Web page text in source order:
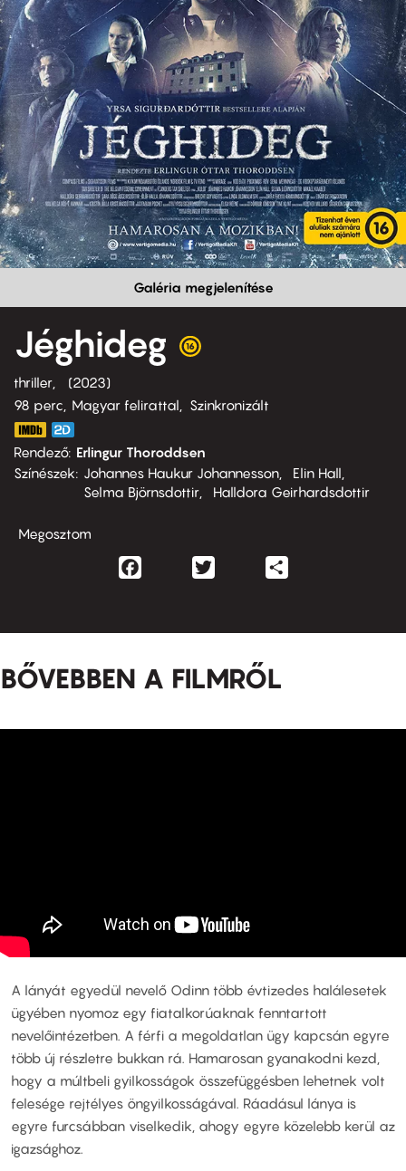
Galéria megjelenítése
Jéghideg
thriller
2023
98 perc,
Magyar felirattal Szinkronizált
Rendező Erlingur Thoroddsen
Színészek
Johannes Haukur Johannesson
Elin Hall
Selma Björnsdottir
Halldora Geirhardsdottir
Megosztom
Facebook
BŐVEBBEN A FILMRŐL
A lányát egyedül nevelő Odinn több évtizedes halálesetek
ügyében nyomoz egy fiatalkorúaknak fenntartott
nevelőintézetben. A férfi a megoldatlan ügy kapcsán egyre
több új részletre bukkan rá. Hamarosan gyanakodni kezd,
hogy a múltbeli gyilkosságok összefüggésben lehetnek volt
felesége rejtélyes öngyilkosságával. Ráadásul lánya is
egyre furcsábban viselkedik, ahogy egyre közelebb kerül az
igazsághoz.